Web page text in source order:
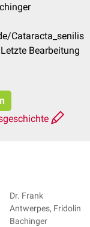
Cataracta_senilis
Bearbeitung
Dr. Frank
Antwerpes, Fridolin
Bachinger